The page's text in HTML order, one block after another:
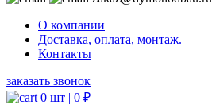
О компании
Доставка, оплата, монтаж.
Контакты
заказать звонок
0 шт | 0 ₽